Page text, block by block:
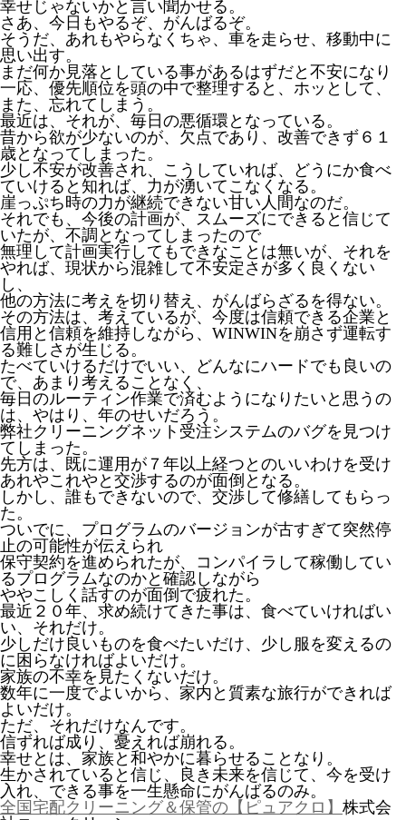
幸せじゃないかと言い聞かせる。
さあ、今日もやるぞ、がんばるぞ。
そうだ、あれもやらなくちゃ、車を走らせ、移動中に
思い出す。
まだ何か見落としている事があるはずだと不安になり
一応、優先順位を頭の中で整理すると、ホッとして、
また、忘れてしまう。
最近は、それが、毎日の悪循環となっている。
昔から欲が少ないのが、欠点であり、改善できず６１
歳となってしまった。
少し不安が改善され、こうしていれば、どうにか食べ
ていけると知れば、力が湧いてこなくなる。
崖っぷち時の力が継続できない甘い人間なのだ。
それでも、今後の計画が、スムーズにできると信じて
いたが、不調となってしまったので
無理して計画実行してもできなことは無いが、それを
やれば、現状から混雑して不安定さが多く良くない
し、
他の方法に考えを切り替え、がんばらざるを得ない。
その方法は、考えているが、今度は信頼できる企業と
信用と信頼を維持しながら、WINWINを崩さず運転す
る難しさが生じる。
たべていけるだけでいい、どんなにハードでも良いの
で、あまり考えることなく、
毎日のルーティン作業で済むようになりたいと思うの
は、やはり、年のせいだろう。
弊社クリーニングネット受注システムのバグを見つけ
てしまった。
先方は、既に運用が７年以上経つとのいいわけを受け
あれやこれやと交渉するのが面倒となる。
しかし、誰もできないので、交渉して修繕してもらっ
た。
ついでに、プログラムのバージョンが古すぎて突然停
止の可能性が伝えられ
保守契約を進められたが、コンパイラして稼働してい
るプログラムなのかと確認しながら
ややこしく話すのが面倒で疲れた。
最近２０年、求め続けてきた事は、食べていければい
い、それだけ。
少しだけ良いものを食べたいだけ、少し服を変えるの
に困らなければよいだけ。
家族の不幸を見たくないだけ。
数年に一度でよいから、家内と質素な旅行ができれば
よいだけ。
ただ、それだけなんです。
信ずれば成り、憂えれば崩れる。
幸せとは、家族と和やかに暮らせることなり。
生かされていると信じ、良き未来を信じて、今を受け
入れ、できる事を一生懸命にがんばるのみ。
全国宅配クリーニング＆保管の【ピュアクロ】 株式会